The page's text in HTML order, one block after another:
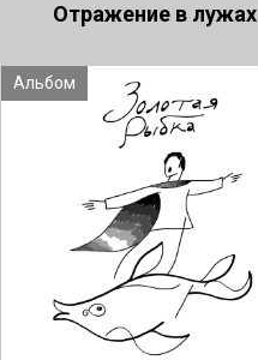
Отражение в лужах
Альбом